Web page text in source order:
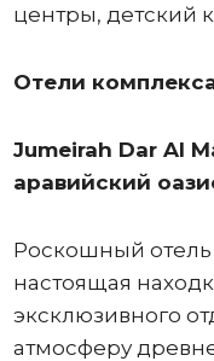
центры, детский
Отели
Jumeirah Dar Al
аравийский
Роскошный отель
настоящая
эксклюзивного
атмосферу